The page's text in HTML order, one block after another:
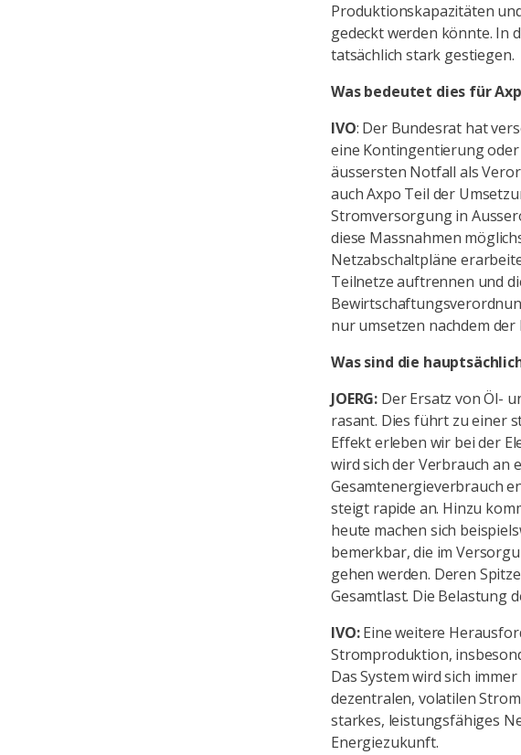
Produktionskapazitäten
gedeckt werden könnte. In
tatsächlich stark gestiegen.
Was bedeutet dies für
IVO: Der Bundesrat hat
eine Kontingentierung oder
äussersten Notfall als
auch Axpo Teil der
Stromversorgung in
diese Massnahmen
Netzabschaltpläne
Teilnetze auftrennen und
nur umsetzen nachdem
Was sind die
JOERG: Der Ersatz von Öl-
rasant. Dies führt zu einer
Effekt erleben wir bei der
wird sich der Verbrauch
Gesamtenergieverbrauch
steigt rapide an. Hinzu
heute machen sich
bemerkbar, die im
gehen werden. Deren
Gesamtlast. Die Belastung
IVO:Eine weitere
Stromproduktion,
Das System wird sich
dezentralen, volatilen
starkes, leistungsfähiges
Energiezukunft.